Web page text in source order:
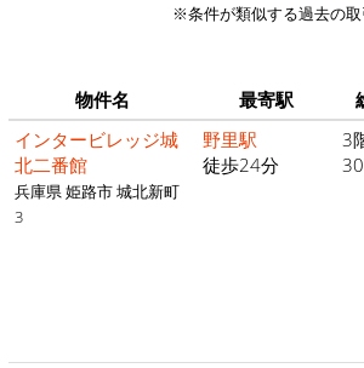
※条件が類似する過去の
物件名 最寄駅
インタービレッジ城
北二番館
兵庫県 姫路市 城北新町
3
野里駅
徒歩24分
3